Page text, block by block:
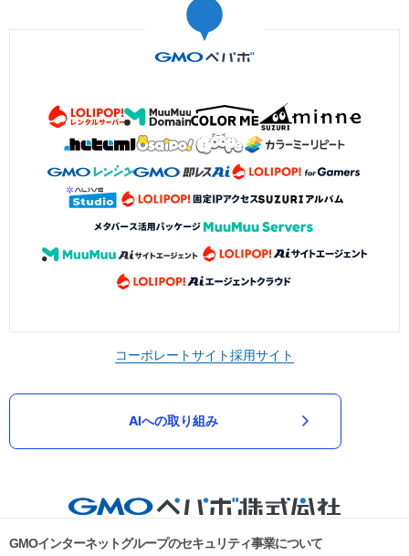
コーポレートサイト採用サイト
AIへの取り組み
GMOインターネットグループのセキュリティ事業について